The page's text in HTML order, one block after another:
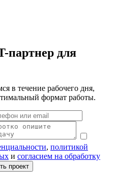
для
в течение рабочего дня,
формат работы.
, политикой
и согласием на обработку
проект